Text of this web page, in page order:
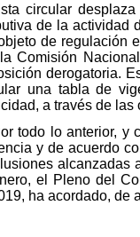
circular
de la actividad
de regulación
Comisión
derogatoria.
una tabla de
a través de las
todo lo anterior, y
y de acuerdo
alcanzadas
el Pleno del
ha acordado, de